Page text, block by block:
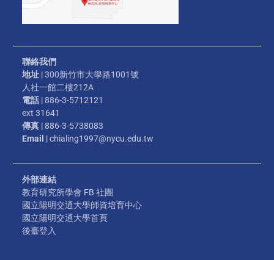
聯絡我們
地址 | 300新竹市大學路1001號
人社一館二樓212A
電話 | 886-3-5712121
ext 31641
傳真 | 886-3-5738083
Email | chialing1997@nycu.edu.tw
外部連結
教育研究所學會 FB 社團
國立陽明交通大學師資培育中心
國立陽明交通大學首頁
後臺登入